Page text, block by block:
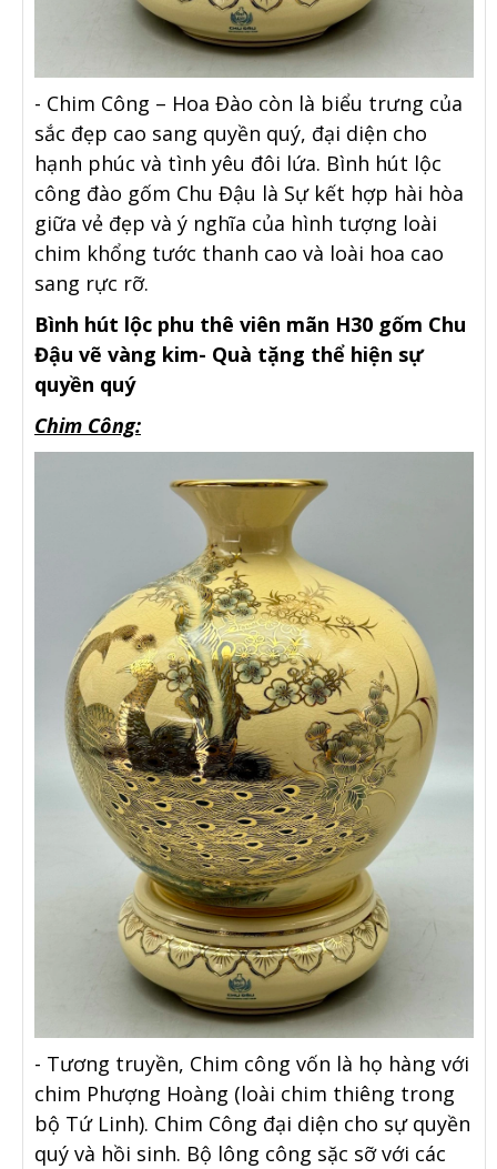
- Chim Công – Hoa Đào còn là biểu trưng của
sắc đẹp cao sang quyền quý, đại diện cho
hạnh phúc và tình yêu đôi lứa. Bình hút lộc
công đào gốm Chu Đậu là Sự kết hợp hài hòa
giữa vẻ đẹp và ý nghĩa của hình tượng loài
chim khổng tước thanh cao và loài hoa cao
sang rực rỡ.
Bình hút lộc phu thê viên mãn H30 gốm Chu
Đậu vẽ vàng kim- Quà tặng thể hiện sự
quyền quý
Chim Công:
- Tương truyền, Chim công vốn là họ hàng với
chim Phượng Hoàng (loài chim thiêng trong
bộ Tứ Linh). Chim Công đại diện cho sự quyền
quý và hồi sinh. Bộ lông công sặc sỡ với các